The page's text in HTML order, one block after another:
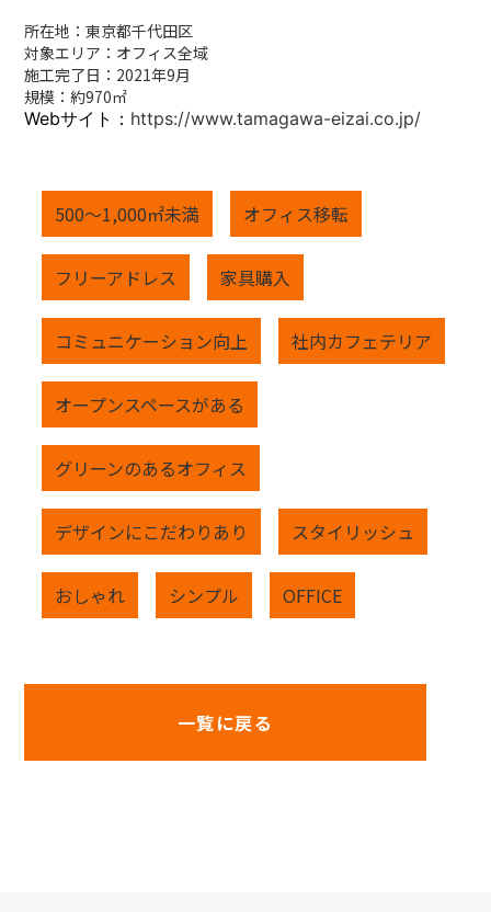
所在地：東京都千代田区
対象エリア：オフィス全域
施工完了日：2021年9月
規模：約970㎡
Webサイト： https://www.tamagawa-eizai.co.jp/
500～1,000㎡未満 オフィス移転
フリーアドレス 家具購入
コミュニケーション向上 社内カフェテリア
オープンスペースがある
グリーンのあるオフィス
デザインにこだわりあり スタイリッシュ
おしゃれ シンプル OFFICE
一覧に戻る